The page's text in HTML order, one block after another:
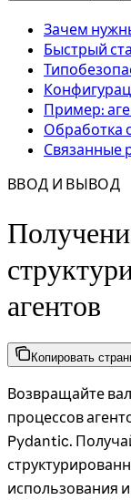
Зачем
Быстрый
Пример:
Обработка
Связанные
ВВОД И ВЫВОД
агентов
Копировать
Возвращайте
процессов
Pydantic.
использования